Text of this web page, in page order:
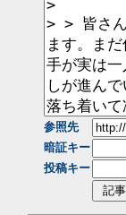
参照先
暗証キー
投稿キー